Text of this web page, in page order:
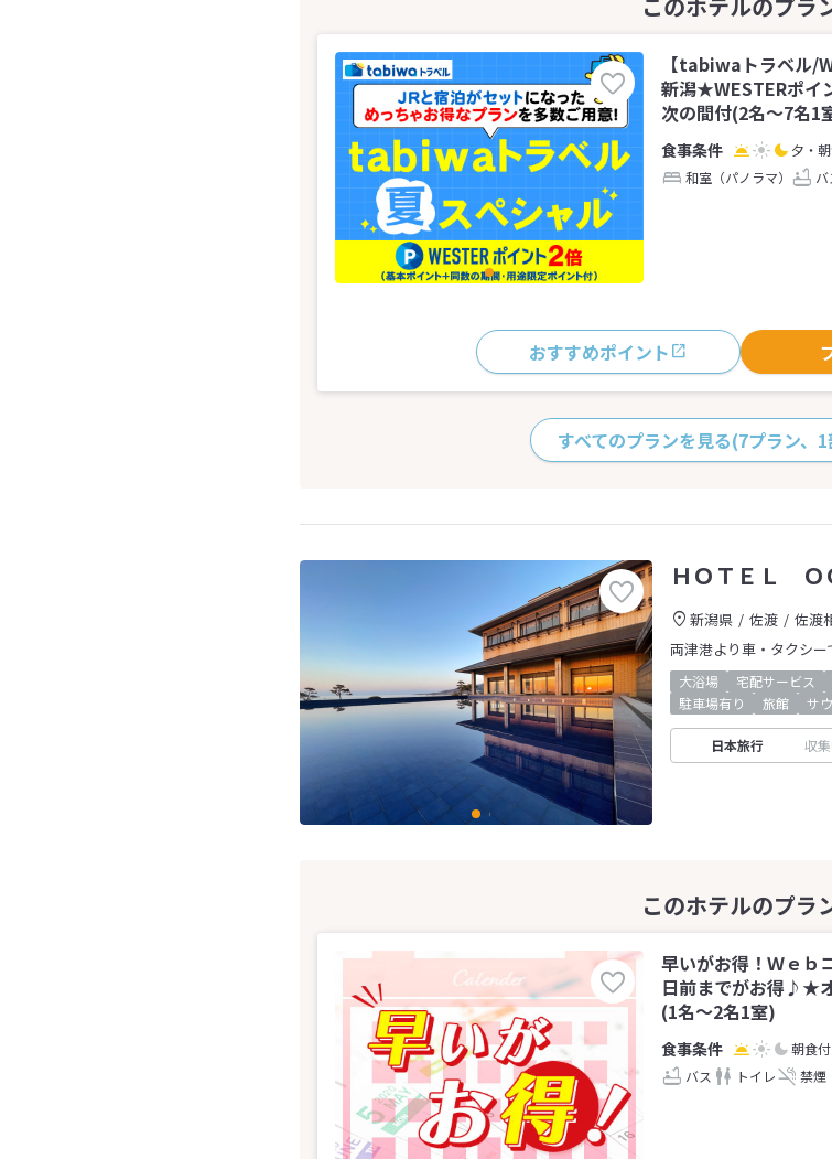
【tabiwaトラベル/
新潟★WESTERポイ
次の間付(2名～7名1
夕・
和室（パノラマ）
バ
おすすめポイント
すべてのプランを見る(7プラン、
ＨＯＴＥＬ Ｏ
新潟県 佐渡
佐渡
両津港より車・タクシー
大浴場 宅配サービス
駐車場有り
旅館 サ
日本旅行 収
早いがお得！Ｗｅ
日前までがお得♪★
(1名～2名1室)
朝食
バス
トイレ 禁煙